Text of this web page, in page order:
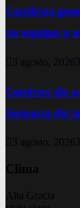
Cambios
su equipo y
3 agosto, 2026
Centros de
Semana de
3 agosto, 2026
Clima
Alta Gracia